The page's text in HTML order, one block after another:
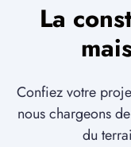
La
Confiez votre
nous chargeons
du